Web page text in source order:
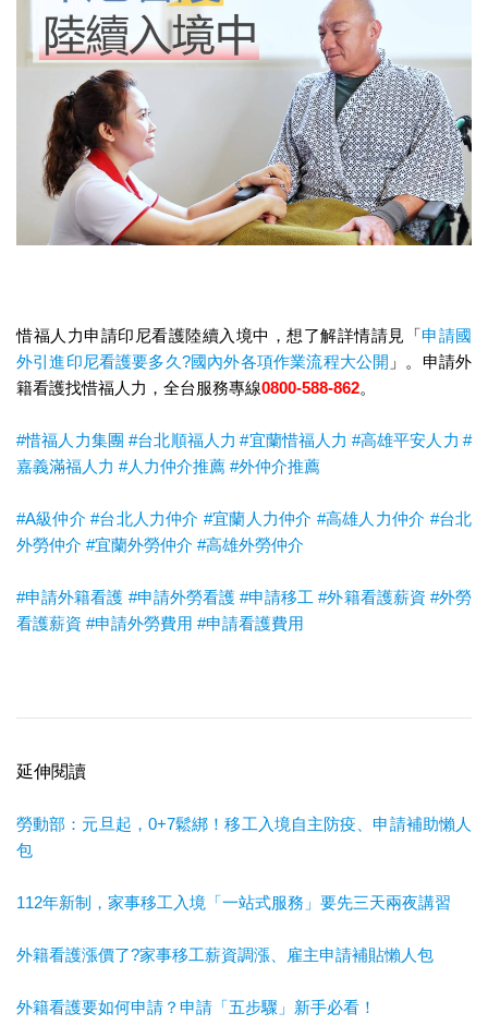
惜福人力申請印尼看護陸續入境中，想了解詳情請見「申請國
外引進印尼看護要多久?國內外各項作業流程大公開 」。申請外
籍看護找惜福人力，全台服務專線0800-588-862。
#惜福人力集團 #台北順福人力 #宜蘭惜福人力 #高雄平安人力 #
嘉義滿福人力 #人力仲介推薦 #外仲介推薦
#A級仲介 #台北人力仲介 #宜蘭人力仲介 #高雄人力仲介 #台北
外勞仲介 #宜蘭外勞仲介 #高雄外勞仲介
#申請外籍看護 #申請外勞看護 #申請移工 #外籍看護薪資 #外勞
看護薪資 #申請外勞費用 #申請看護費用
延伸閱讀
勞動部：元旦起，0+7鬆綁！移工入境自主防疫、申請補助懶人
包
112年新制，家事移工入境「一站式服務」要先三天兩夜講習
外籍看護漲價了?家事移工薪資調漲、雇主申請補貼懶人包
外籍看護要如何申請？申請「五步驟」新手必看！